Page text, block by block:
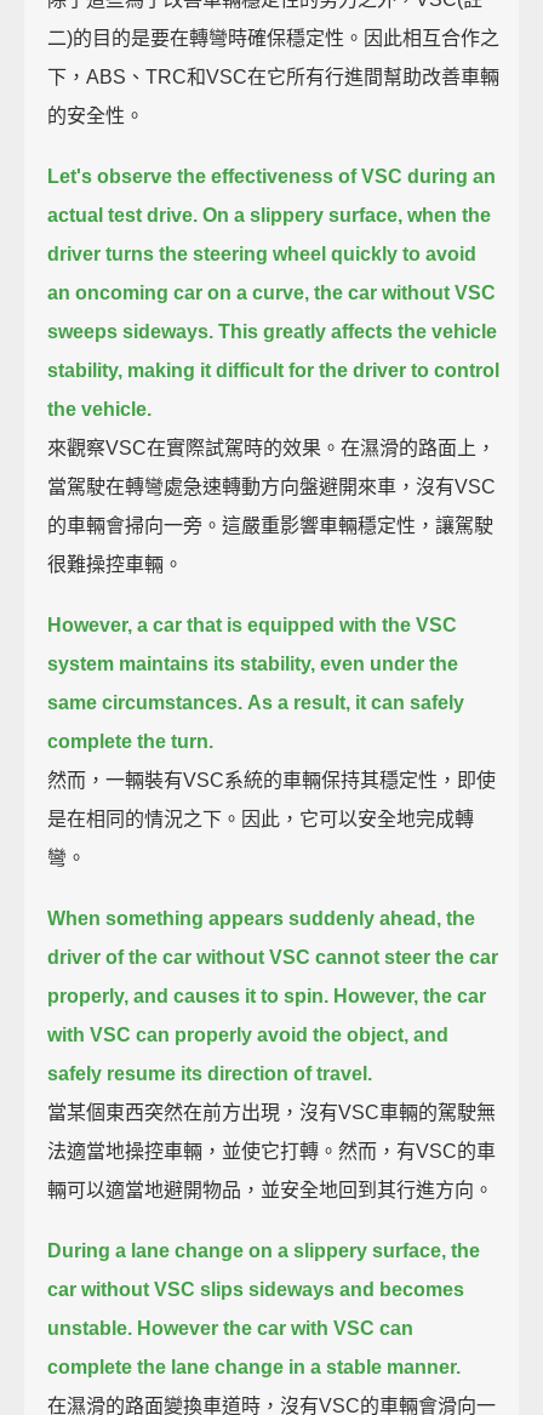
二)的目的是要在轉彎時確保穩定性。因此相互合作之
下，ABS、TRC和VSC在它所有行進間幫助改善車輛
的安全性。
Let's observe the effectiveness of VSC during an
actual test drive. On a slippery surface, when the
driver turns the steering wheel quickly to avoid
an oncoming car on a curve, the car without VSC
sweeps sideways. This greatly affects the vehicle
stability, making it difficult for the driver to control
the vehicle.
來觀察VSC在實際試駕時的效果。在濕滑的路面上，
當駕駛在轉彎處急速轉動方向盤避開來車，沒有VSC
的車輛會掃向一旁。這嚴重影響車輛穩定性，讓駕駛
很難操控車輛。
However, a car that is equipped with the VSC
system maintains its stability, even under the
same circumstances. As a result, it can safely
complete the turn.
然而，一輛裝有VSC系統的車輛保持其穩定性，即使
是在相同的情況之下。因此，它可以安全地完成轉
彎。
When something appears suddenly ahead, the
driver of the car without VSC cannot steer the car
properly, and causes it to spin. However, the car
with VSC can properly avoid the object, and
safely resume its direction of travel.
當某個東西突然在前方出現，沒有VSC車輛的駕駛無
法適當地操控車輛，並使它打轉。然而，有VSC的車
輛可以適當地避開物品，並安全地回到其行進方向。
During a lane change on a slippery surface, the
car without VSC slips sideways and becomes
unstable. However the car with VSC can
complete the lane change in a stable manner.
在濕滑的路面變換車道時，沒有VSC的車輛會滑向一